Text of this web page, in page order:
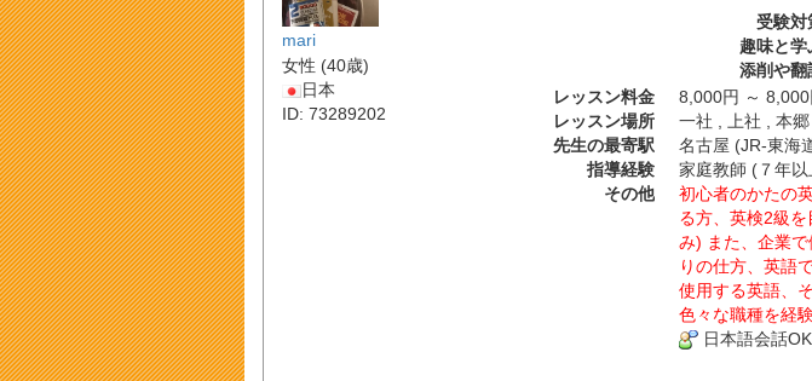
mari
女性 (40歳)
日本
ID: 73289202
受験対
趣味と学
添削や翻
レッスン料金
8,000円 ～ 8,000
レッスン場所
一社 , 上社 , 本
先生の最寄駅
名古屋 (JR-東海
指導経験
家庭教師 (７年
その他
初心者のかたの
る方、英検2級
み) また、企業
りの仕方、英語
使用する英語、
色々な職種を経
日本語会話OK